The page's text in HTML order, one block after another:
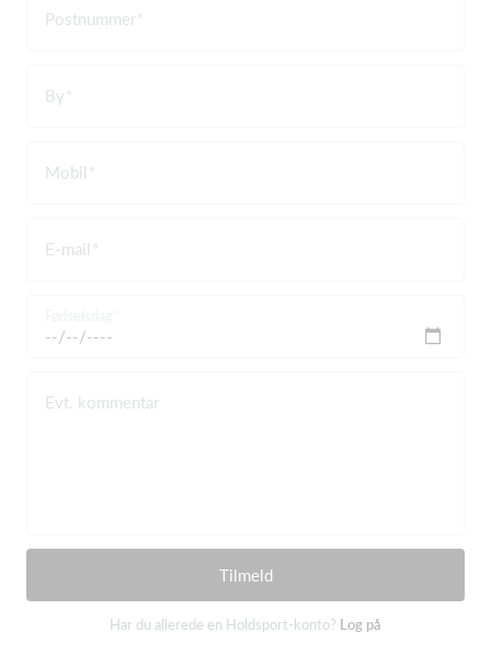
Postnummer
By
Mobil
E-mail
Evt. kommentar
Tilmeld
Har du allerede en Holdsport-konto? Log på